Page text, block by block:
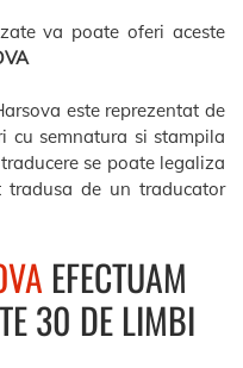
va poate oferi aceste
este reprezentat de
cu semnatura si stampila
se poate legaliza
de un traducator
EFECTUAM
30 DE LIMBI